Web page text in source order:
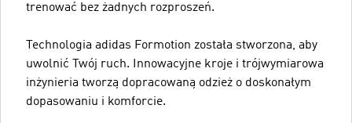
trenować bez żadnych rozproszeń.
Technologia adidas Formotion została stworzona, aby
uwolnić Twój ruch. Innowacyjne kroje i trójwymiarowa
inżynieria tworzą dopracowaną odzież o doskonałym
dopasowaniu i komforcie.